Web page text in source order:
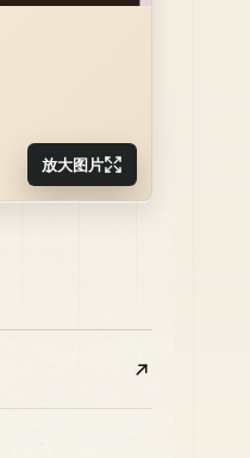
放大图片